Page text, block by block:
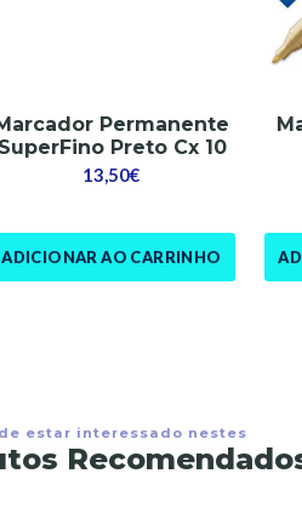
Permanente
SuperFino Preto Cx 10
13,50€
ADICIONAR AO CARRINHO
estar interessado nestes